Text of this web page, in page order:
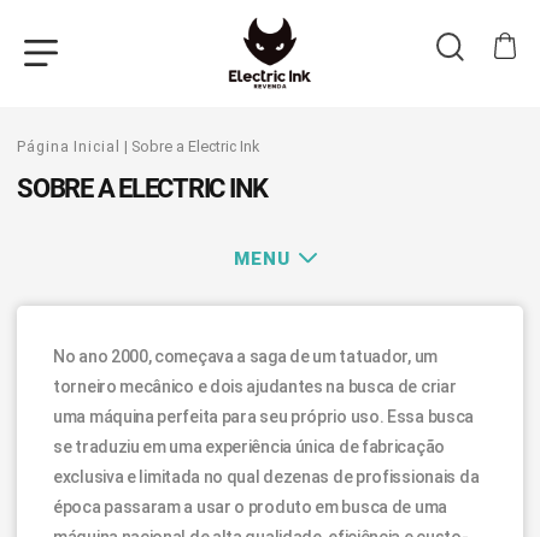
SOBRE A ELECTRIC INK
MENU
No ano 2000, começava a saga de um tatuador, um
torneiro mecânico e dois ajudantes na busca de criar
uma máquina perfeita para seu próprio uso. Essa busca
se traduziu em uma experiência única de fabricação
exclusiva e limitada no qual dezenas de profissionais da
época passaram a usar o produto em busca de uma